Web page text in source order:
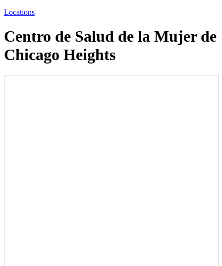
Locations
Centro de Salud de la Mujer de
Chicago Heights